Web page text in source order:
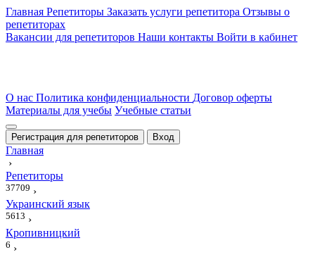
Главная Репетиторы Заказать услуги репетитора Отзывы о
репетиторах
Вакансии для репетиторов Наши контакты Войти в кабинет
О нас Политика конфиденциальности Договор оферты
Материалы для учебы Учебные статьи
Регистрация для репетиторов Вход
Главная
›
Репетиторы
37709 ›
Украинский язык
5613 ›
Кропивницкий
6 ›